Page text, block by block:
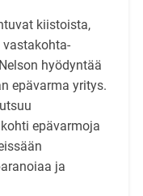
kiistoista,
hyödyntää
epävarma yritys.
epävarmoja
ja